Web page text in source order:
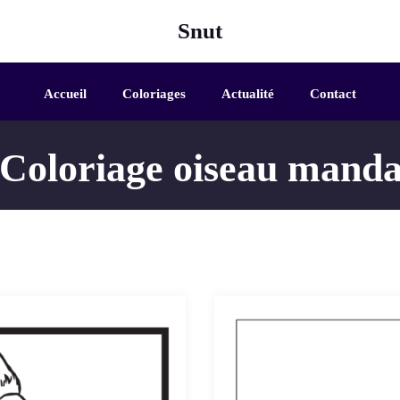
Snut
Accueil Coloriages Actualité Contact
Coloriage oiseau